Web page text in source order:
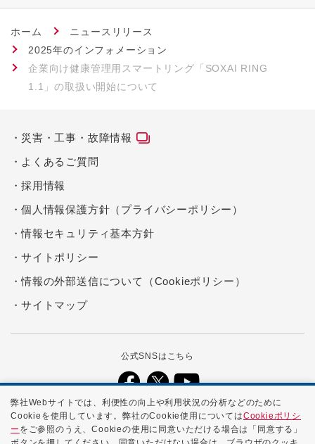
ホーム
ニュースリリース
2025年のインフォメーション
企業向け健康管理用スマートリング「SOXAI RING
1.1」の取扱い開始について
災害・工事・故障情報
よくあるご質問
採用情報
個人情報保護方針（プライバシーポリシー）
情報セキュリティ基本方針
サイトポリシー
情報の外部送信について（Cookieポリシー）
サイトマップ
公式SNSはこちら
本ホームページに記載する会社名、商品名、ブランド名などは、各社の
商号、登録商標、または商標です。
弊社Webサイトでは、利便性の向上や利用状況の分析などのために
Cookieを使用しています。弊社のCookie使用についてはCookieポリシ
ー をご参照のうえ、Cookieの使用に同意いただける場合は「同意する」